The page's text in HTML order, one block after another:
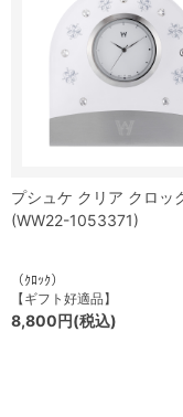
プシュケ クリア クロッ
(WW22-1053371)
（ｸﾛｯｸ）
【ギフト好適品】
8,800円(税込)